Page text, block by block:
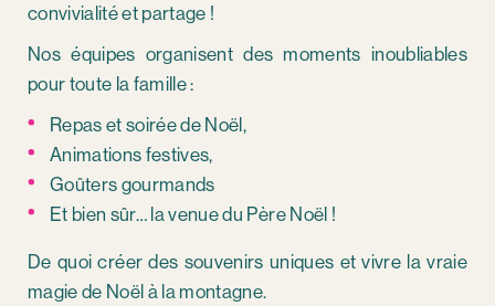
convivialité et partage !
Nos équipes organisent des moments inoubliables
pour toute la famille :
Repas et soirée de Noël,
Animations festives,
Goûters gourmands
Et bien sûr… la venue du Père Noël !
De quoi créer des souvenirs uniques et vivre la vraie
magie de Noël à la montagne.